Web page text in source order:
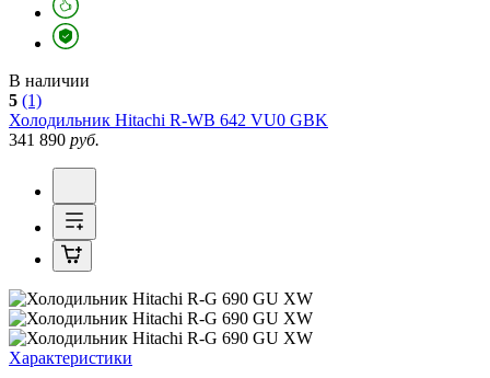
В наличии
5 (1)
Холодильник Hitachi R-WB 642 VU0 GBK
341 890 руб.
Характеристики